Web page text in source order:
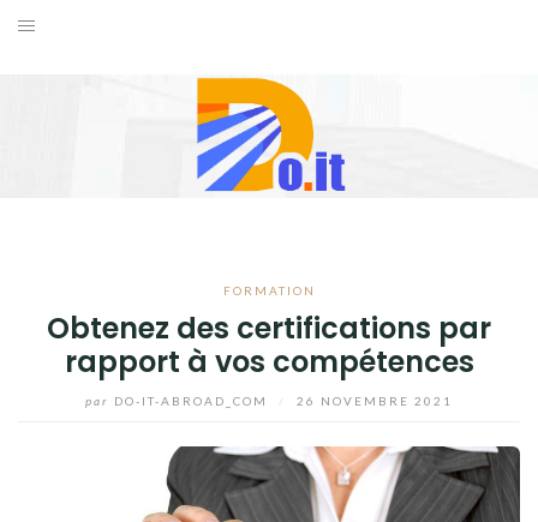
Aller
FORMATION
Obtenez des certifications par
rapport à vos compétences
par DO-IT-ABROAD_COM 26 NOVEMBRE 2021